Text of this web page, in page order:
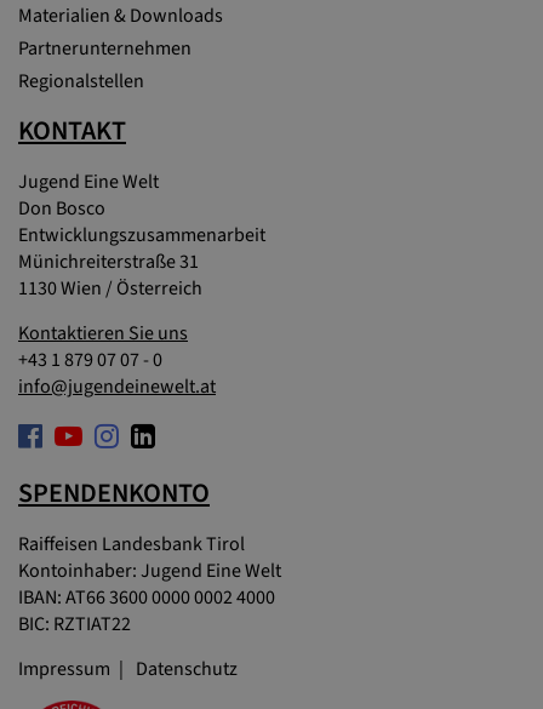
Materialien & Downloads
Partnerunternehmen
Regionalstellen
KONTAKT
Jugend Eine Welt
Don Bosco
Entwicklungszusammenarbeit
Münichreiterstraße 31
1130 Wien / Österreich
Kontaktieren Sie uns
+43 1 879 07 07 - 0
info@jugendeinewelt.at
SPENDENKONTO
Raiffeisen Landesbank Tirol
Kontoinhaber: Jugend Eine Welt
IBAN: AT66 3600 0000 0002 4000
BIC: RZTIAT22
Impressum
Datenschutz